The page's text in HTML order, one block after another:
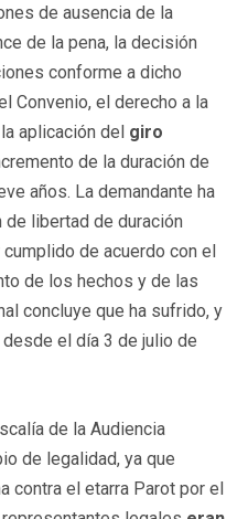
de ausencia de la
de la pena, la decisión
conforme a dicho
Convenio, el derecho a la
aplicación del giro
de la duración de
años. La demandante ha
libertad de duración
de acuerdo con el
de los hechos y de las
concluye que ha sufrido, y
el día 3 de julio de
de la Audiencia
de legalidad, ya que
contra el etarra Parot por el